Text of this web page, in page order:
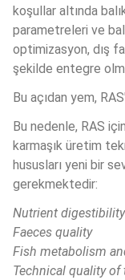
koşullar altında
parametreleri ve
optimizasyon, dış
şekilde entegre
Bu açıdan yem,
Bu nedenle, RAS
karmaşık üretim
hususları yeni bir
gerekmektedir:
Nutrient
Faeces quality
Fish metabolism
Technical quality of